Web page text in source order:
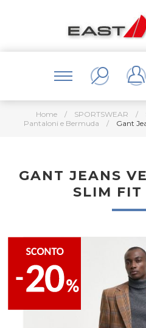
Home / SPORTSWEAR /
Pantaloni e Bermuda
/ Gant
GANT JEANS
SLIM FIT